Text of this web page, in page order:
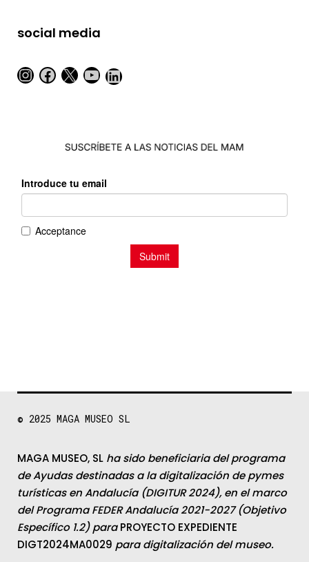
social media
Instagram
Facebook
X YouTube
LinkedIn
© 2025 MAGA MUSEO SL
MAGA MUSEO, SL ha sido beneficiaria del programa
de Ayudas destinadas a la digitalización de pymes
turísticas en Andalucía (DIGITUR 2024), en el marco
del Programa FEDER Andalucía 2021-2027 (Objetivo
Específico 1.2) paraPROYECTO EXPEDIENTE
DIGT2024MA0029 para digitalización del museo.